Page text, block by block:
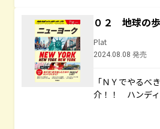
０２ 地球の
Plat
2024.08.08 発売
「ＮＹでやるべ
介！！ ハンディ